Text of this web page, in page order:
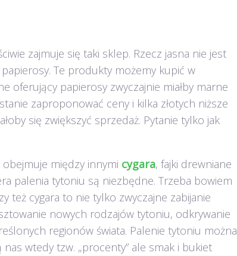
zajmuje się taki sklep. Rzecz jasna nie jest
Te produkty możemy kupić w
oferujący papierosy zwyczajnie miałby marne
zaproponować ceny i kilka złotych niższe
się zwiększyć sprzedaż. Pytanie tylko jak
między innymi cygara, fajki drewniane
palenia tytoniu są niezbędne. Trzeba bowiem
też cygara to nie tylko zwyczajne zabijanie
nowych rodzajów tytoniu, odkrywanie
regionów świata. Palenie tytoniu można
wtedy tzw. „procenty” ale smak i bukiet